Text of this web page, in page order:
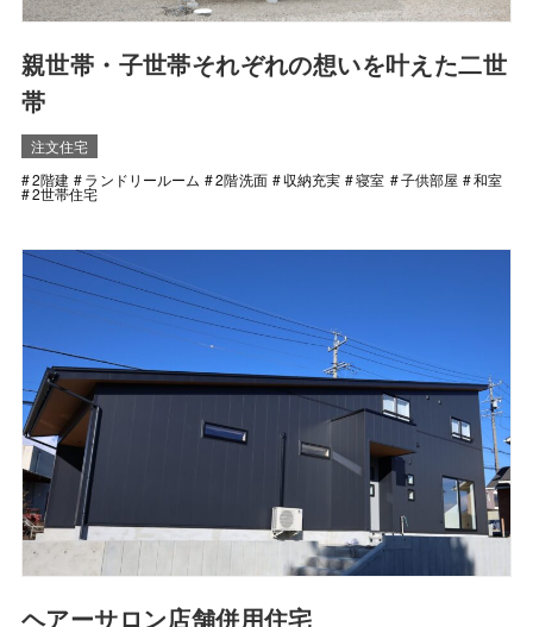
親世帯・子世帯それぞれの想いを叶えた二世
帯
注文住宅
2階建
ランドリールーム 2階洗面 収納充実 寝室 子供部屋 和室
2世帯住宅
ヘアーサロン店舗併用住宅